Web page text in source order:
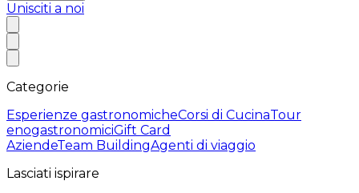
Unisciti a noi
Categorie
Esperienze gastronomicheCorsi di CucinaTour
enogastronomiciGift Card
AziendeTeam BuildingAgenti di viaggio
Lasciati ispirare